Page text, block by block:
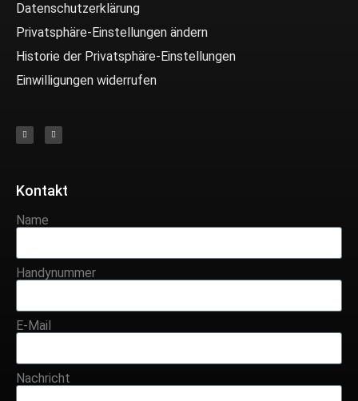
Datenschutzerklärung
Privatsphäre-Einstellungen ändern
Historie der Privatsphäre-Einstellungen
Einwilligungen widerrufen
Kontakt
Name
Handynummer
E-Mail
Nachricht